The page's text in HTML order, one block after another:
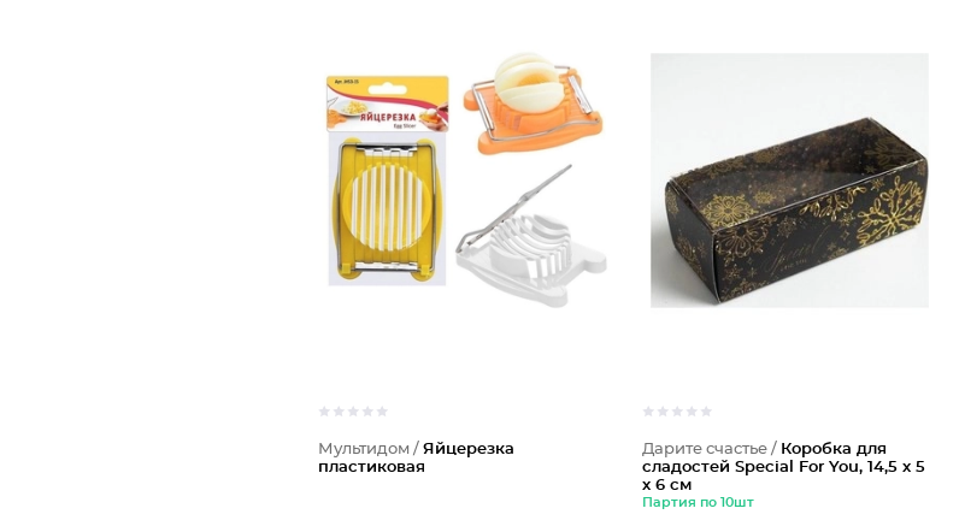
Мультидом / Яйцерезка
пластиковая
Дарите счастье / Коробка для
сладостей Special For You, 14,5 х 5
х 6 см
Партия по 10шт